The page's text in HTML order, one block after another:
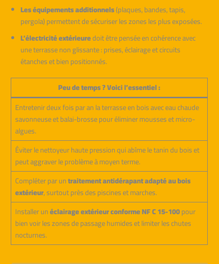
Les équipements additionnels(plaques, bandes, tapis,
pergola) permettent de sécuriser les zones les plus exposées.
L’électricité extérieuredoit être pensée en cohérence avec
une terrasse non glissante : prises, éclairage et circuits
étanches et bien positionnés.
Peu de temps ? Voici l’essentiel :
Entretenir deux fois par an la terrasse en bois avec eau chaude
savonneuse et balai-brosse pour éliminer mousses et micro-
algues.
Éviter le nettoyeur haute pression qui abîme le tanin du bois et
peut aggraver le problème à moyen terme.
Compléter par untraitement antidérapant adapté au bois
extérieur, surtout près des piscines et marches.
Installer unéclairage extérieur conforme NF C 15-100pour
bien voir les zones de passage humides et limiter les chutes
nocturnes.